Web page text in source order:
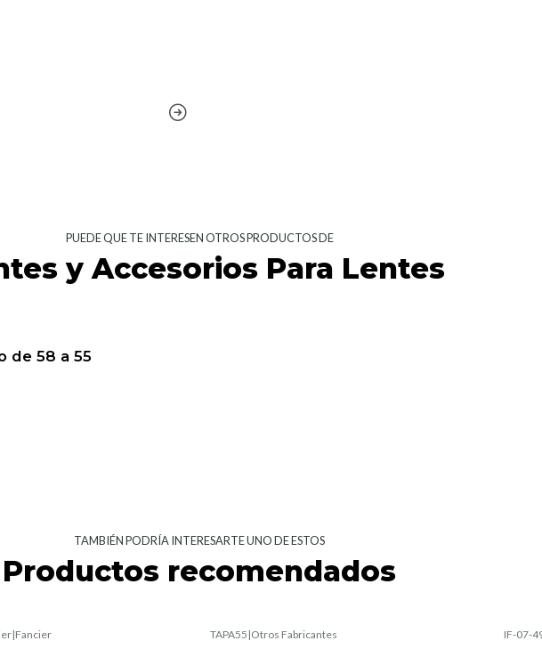
PUEDE QUE TE INTERESEN OTROS PRODUCTOS DE
y Accesorios Para Lentes
de 58 a 55
TAMBIÉN PODRÍA INTERESARTE UNO DE ESTOS
Productos recomendados
|Fancier TAPA55 |Otros Fabricantes IF-07-